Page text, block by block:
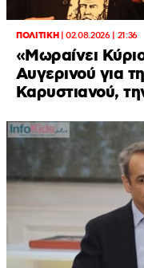
ΠΟΛΙΤΙΚΗ|02.08.2026 | 21:36
«Μωραίνει
Αυγερινού για
Καρυστιανού,